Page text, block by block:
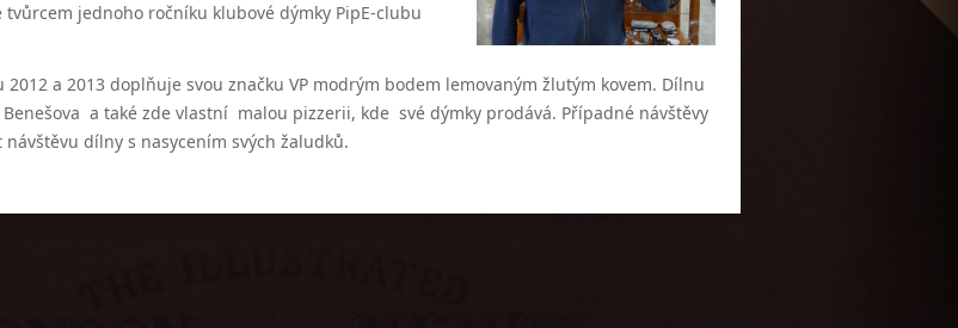
jednoho ročníku klubové dýmky PipE-clubu
2012 a 2013 doplňuje svou značku VP modrým bodem lemovaným žlutým kovem. Dílnu
Benešova a také zde vlastní malou pizzerii, kde své dýmky prodává. Případné návštěvy
dílny s nasycením svých žaludků.